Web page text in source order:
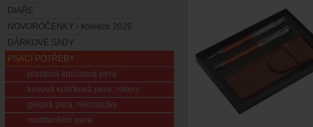
DIÁŘE
NOVOROČENKY - kolekce 2026
DÁRKOVÉ SADY
PSACÍ POTŘEBY
plastová kuličková pera
kovová kuličková pera, rollery
gelová pera, mikrotužky
multifunkční pera